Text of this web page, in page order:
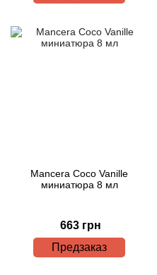
Mancera Coco Vanille
миниатюра 8 мл
663 грн
Предзаказ